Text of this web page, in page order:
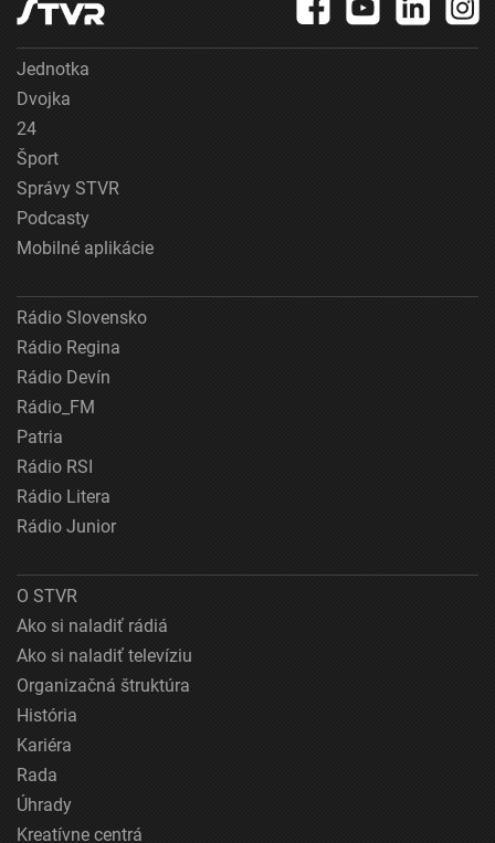
Jednotka
Dvojka
24
Šport
Správy STVR
Podcasty
Mobilné aplikácie
Rádio Slovensko
Rádio Regina
Rádio Devín
Rádio_FM
Patria
Rádio RSI
Rádio Litera
Rádio Junior
O STVR
Ako si naladiť rádiá
Ako si naladiť televíziu
Organizačná štruktúra
História
Kariéra
Rada
Úhrady
Kreatívne centrá